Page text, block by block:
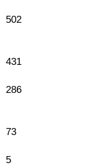
502
431
286
73
5